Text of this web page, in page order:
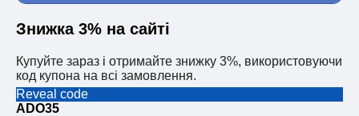
Знижка 3% на сайті
Купуйте зараз і отримайте знижку 3%, використовуючи
код купона на всі замовлення.
Reveal code
ADO35